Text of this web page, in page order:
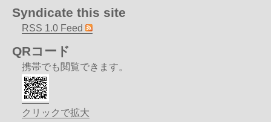
Syndicate this site
RSS 1.0 Feed
QRコード
携帯でも閲覧できます。
クリックで拡大